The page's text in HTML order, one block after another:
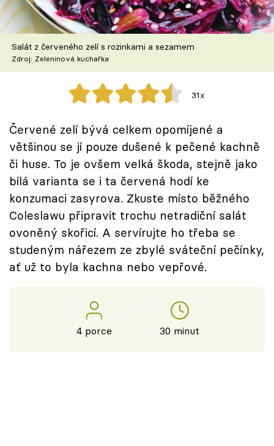
Škola vaření
Recepty z TV
Speciál: Cuketa
Těhotnej kuchař
Sledujte prima+
Přihlášení
Sledujte nás
Salát z červeného zelí s rozinkami a sezamem
Zdroj: Zeleninová kuchařka
31x
Červené zelí bývá celkem opomíjené a
většinou se jí pouze dušené k pečené kachně
či huse. To je ovšem velká škoda, stejně jako
bílá varianta se i ta červená hodí ke
konzumaci zasyrova. Zkuste místo běžného
Coleslawu připravit trochu netradiční salát
ovoněný skořicí. A servírujte ho třeba se
studeným nářezem ze zbylé sváteční pečínky,
ať už to byla kachna nebo vepřové.
4 porce 30 minut